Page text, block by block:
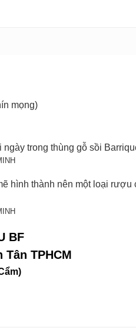
mọng)
trong thùng gỗ sồi
hình thành nên một loại rượu
BF
TPHCM